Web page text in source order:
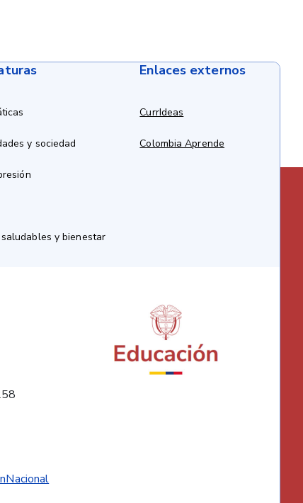
y sociedad
y bienestar
Enlaces externos
CurrIdeas
Colombia Aprende